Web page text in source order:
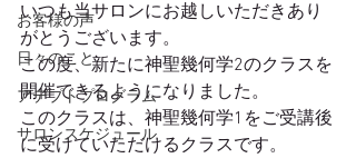
お客様の声
日々のこと
アデプトプログラム
サロンスケジュール
いつも当サロンにお越しいただきあり
がとうございます。
この度、新たに神聖幾何学2のクラスを
開催できるようになりました。
このクラスは、神聖幾何学1をご受講後
に受けていただけるクラスです。